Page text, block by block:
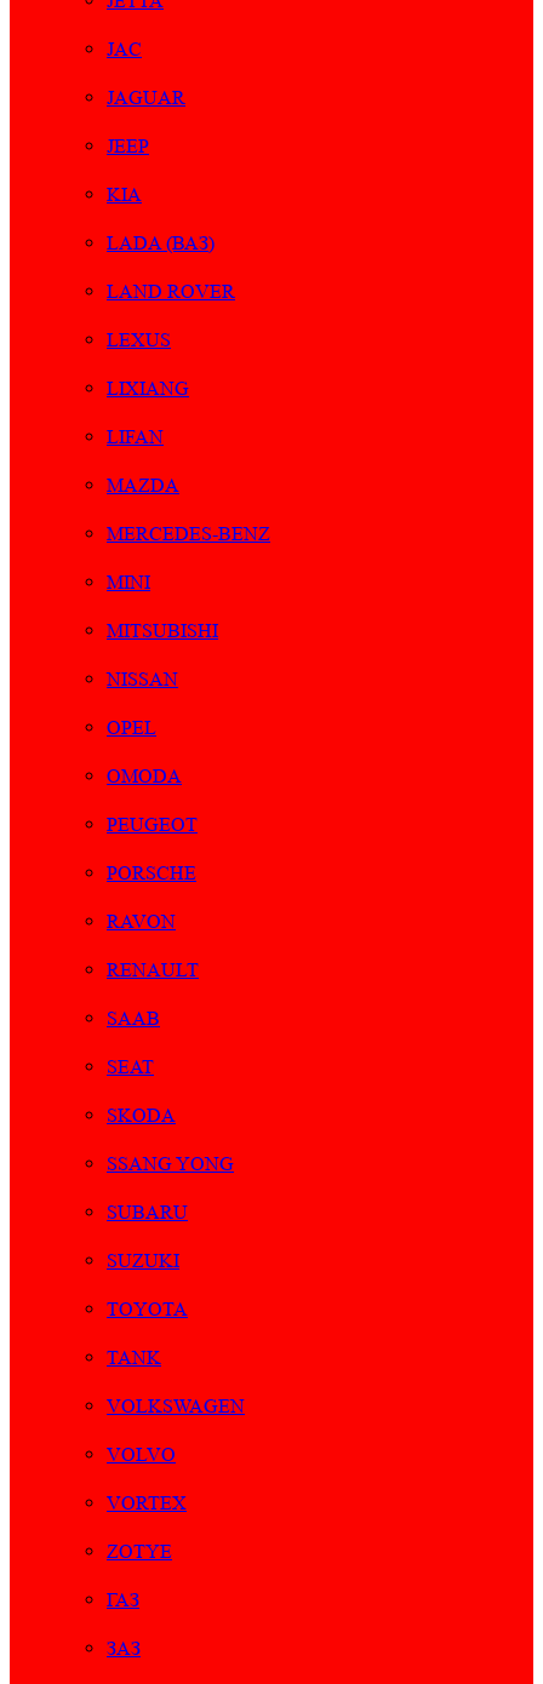
JAC
JAGUAR
JEEP
KIA
LADA (ВАЗ)
LAND ROVER
LEXUS
LIXIANG
LIFAN
MAZDA
MERCEDES-BENZ
MINI
MITSUBISHI
NISSAN
OPEL
OMODA
PEUGEOT
PORSCHE
RAVON
RENAULT
SAAB
SEAT
SKODA
SSANG YONG
SUBARU
SUZUKI
TOYOTA
TANK
VOLKSWAGEN
VOLVO
VORTEX
ZOTYE
ГАЗ
ЗАЗ